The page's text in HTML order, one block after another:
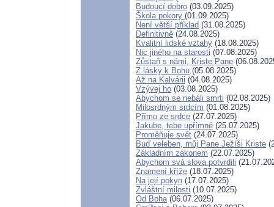
Budoucí dobro (03.09.2025)
Škola pokory (01.09.2025)
Není větší příklad (31.08.2025)
Definitivně (24.08.2025)
Kvalitní lidské vztahy (18.08.2025)
Nic jiného na starosti (07.08.2025)
Zůstaň s námi, Kriste Pane
Z lásky k Bohu (05.08.2025)
Až na Kalvárii (04.08.2025)
Vzývej ho (03.08.2025)
Abychom se nebáli smrti (02.08.2025)
Milosrdným srdcím (01.08.2025)
Přímo ze srdce (27.07.2025)
Jakube, tebe upřímně (25.07.2025)
Proměňuje svět (24.07.2025)
Buď veleben, můj Pane Ježíši Kriste
Základním zákonem (22.07.2025)
Abychom svá slova potvrdili
Znamení kříže (18.07.2025)
Na její pokyn (17.07.2025)
Zvláštní milosti (10.07.2025)
Od Boha(06.07.2025)